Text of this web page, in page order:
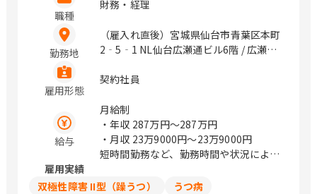
職種
財務・経理
勤務地
（雇入れ直後）宮城県仙台市青葉区本町
2‐5‐1 NL仙台広瀬通ビル6階 / 広瀬
雇用形態
契約社員
給与
月給制
・年収 287万円〜287万円
・月収 23万9000円〜23万9000円
短時間勤務など、勤務時間や状況によっ
日給制の場合：11,900円/日
雇用実績
双極性障害 II型（躁うつ）
うつ病